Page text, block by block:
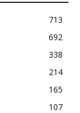
713
692
338
214
165
107